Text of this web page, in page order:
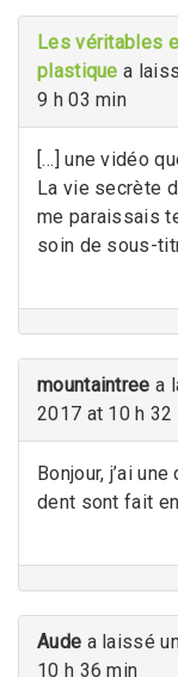
Les véritables
plastique a
9 h 03 min
[…] une vidéo
La vie secrète
me paraissais
soin de sous-
mountaintree a
2017 at 10 h 32
Bonjour, j’ai
dent sont fait
Aude a laissé
10 h 36 min